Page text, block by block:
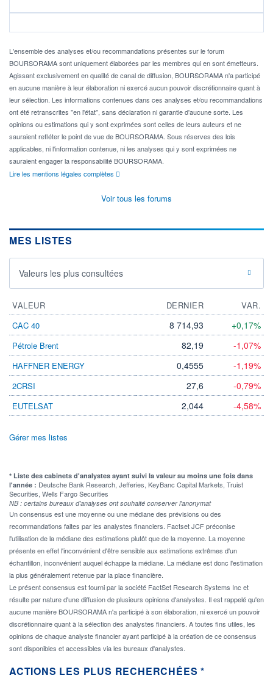
L'ensemble des analyses et/ou recommandations présentes sur le forum
BOURSORAMA sont uniquement élaborées par les membres qui en sont émetteurs.
Agissant exclusivement en qualité de canal de diffusion, BOURSORAMA n'a participé
en aucune manière à leur élaboration ni exercé aucun pouvoir discrétionnaire quant à
leur sélection. Les informations contenues dans ces analyses et/ou recommandations
ont été retranscrites "en l'état", sans déclaration ni garantie d'aucune sorte. Les
opinions ou estimations qui y sont exprimées sont celles de leurs auteurs et ne
sauraient refléter le point de vue de BOURSORAMA. Sous réserves des lois
applicables, ni l'information contenue, ni les analyses qui y sont exprimées ne
sauraient engager la responsabilité BOURSORAMA.
Lire les mentions légales complètes
Voir tous les forums
MES LISTES
Valeurs les plus consultées
VALEUR DERNIER
VAR.
CAC 40
8 714,93 +0,17%
Pétrole Brent 82,19 -1,07%
HAFFNER ENERGY 0,4555 -1,19%
2CRSI 27,6 -0,79%
EUTELSAT 2,044 -4,58%
Gérer mes listes
* Liste des cabinets d'analystes ayant suivi la valeur au moins une fois dans
l'année : Deutsche Bank Research, Jefferies, KeyBanc Capital Markets, Truist
Securities, Wells Fargo Securities
NB : certains bureaux d'analyses ont souhaité conserver l'anonymat
Un consensus est une moyenne ou une médiane des prévisions ou des
recommandations faites par les analystes financiers. Factset JCF préconise
l'utilisation de la médiane des estimations plutôt que de la moyenne. La moyenne
présente en effet l'inconvénient d'être sensible aux estimations extrêmes d'un
échantillon, inconvénient auquel échappe la médiane. La médiane est donc l'estimation
la plus généralement retenue par la place financière.
Le présent consensus est fourni par la société FactSet Research Systems Inc et
résulte par nature d'une diffusion de plusieurs opinions d'analystes. Il est rappelé qu'en
aucune manière BOURSORAMA n'a participé à son élaboration, ni exercé un pouvoir
discrétionnaire quant à la sélection des analystes financiers. A toutes fins utiles, les
opinions de chaque analyste financier ayant participé à la création de ce consensus
sont disponibles et accessibles via les bureaux d'analystes.
ACTIONS LES PLUS RECHERCHÉES *